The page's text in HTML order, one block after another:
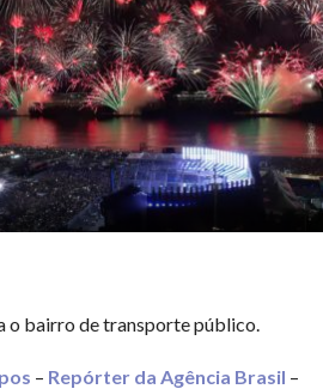
o bairro de transporte público.
– Repórter da Agência Brasil –